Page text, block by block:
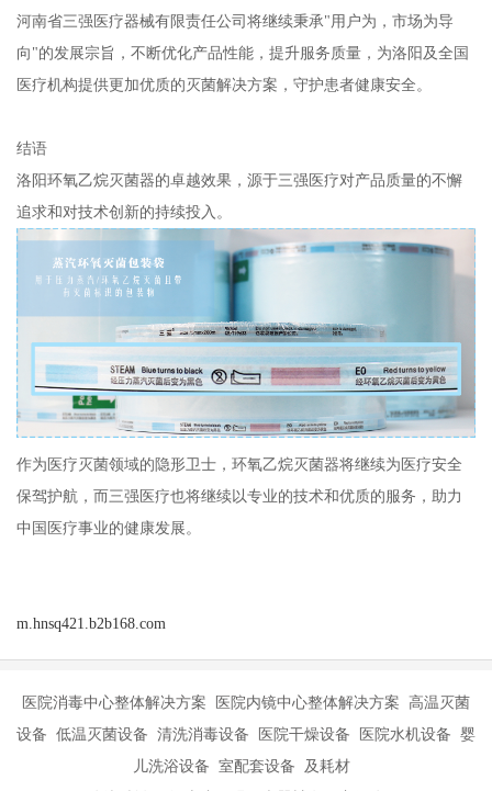
河南省三强医疗器械有限责任公司将继续秉承"用户为，市场为导
向"的发展宗旨，不断优化产品性能，提升服务质量，为洛阳及全国
医疗机构提供更加优质的灭菌解决方案，守护患者健康安全。
结语
洛阳环氧乙烷灭菌器的卓越效果，源于三强医疗对产品质量的不懈
追求和对技术创新的持续投入。
作为医疗灭菌领域的隐形卫士，环氧乙烷灭菌器将继续为医疗安全
保驾护航，而三强医疗也将继续以专业的技术和优质的服务，助力
中国医疗事业的健康发展。
m.hnsq421.b2b168.com
医院消毒中心整体解决方案 医院内镜中心整体解决方案 高温灭菌
设备 低温灭菌设备 清洗消毒设备 医院干燥设备 医院水机设备 婴
儿洗浴设备 室配套设备 及耗材